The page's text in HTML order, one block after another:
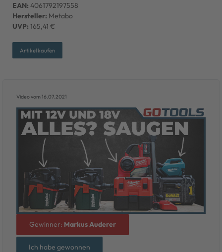
EAN: 4061792197558
Hersteller: Metabo
UVP: 165,41 €
Artikel kaufen
Video vom 16.07.2021
Gewinner: Markus Auderer
Ich habe gewonnen